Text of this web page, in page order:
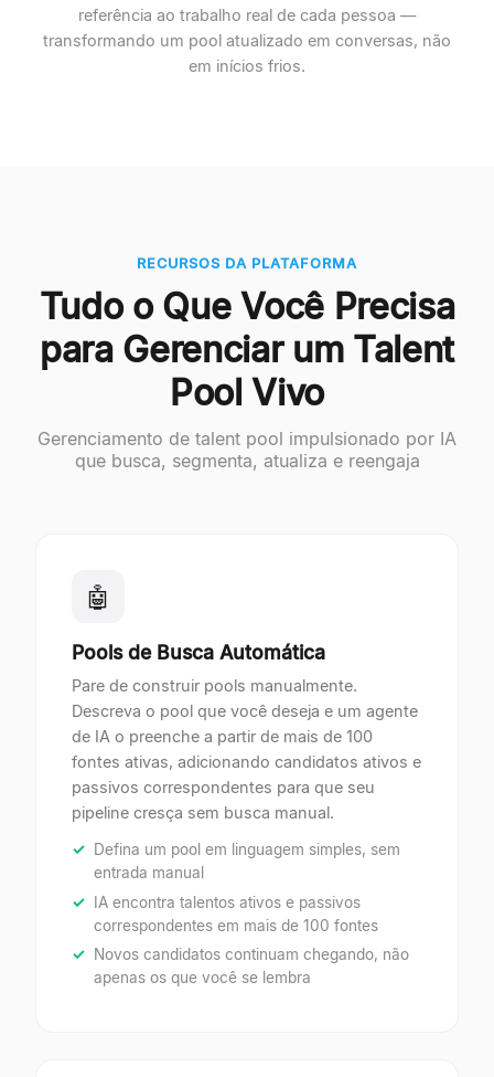
referência ao trabalho real de cada pessoa —
transformando um pool atualizado em conversas, não
em inícios frios.
RECURSOS DA PLATAFORMA
Tudo o Que Você Precisa
para Gerenciar um Talent
Pool Vivo
Gerenciamento de talent pool impulsionado por IA
que busca, segmenta, atualiza e reengaja
🤖
Pools de Busca Automática
Pare de construir pools manualmente.
Descreva o pool que você deseja e um agente
de IA o preenche a partir de mais de 100
fontes ativas, adicionando candidatos ativos e
passivos correspondentes para que seu
pipeline cresça sem busca manual.
Defina um pool em linguagem simples, sem
entrada manual
IA encontra talentos ativos e passivos
correspondentes em mais de 100 fontes
Novos candidatos continuam chegando, não
apenas os que você se lembra